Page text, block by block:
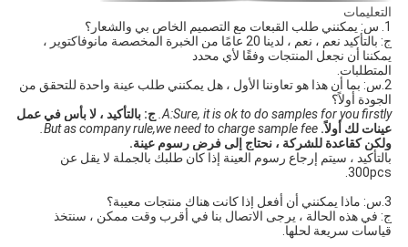
التعليمات
1. س: يمكنني طلب القبعات مع التصميم الخاص بي والشعار؟
يمكننا أن نجعل المنتجات وفقًا لأي محدد
المتطلبات.
الجودة أولاً؟
A:Sure, it is ok to do samples for you firstly.
عينات لك أولاً. But as company rule,we need to charge sample fee.
ولكن كقاعدة للشركة ، نحتاج إلى فرض رسوم عينة.
300pcs.
3.س: ماذا يمكنني أن أفعل إذا كانت هناك منتجات معيبة؟
قياسات سريعة لحلها.